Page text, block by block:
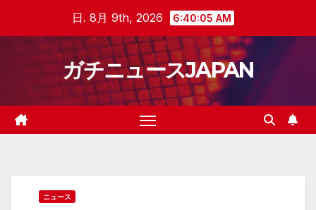
日. 8月 9th, 2026 6:40:05 AM
ガチニュースJAPAN
ニュース